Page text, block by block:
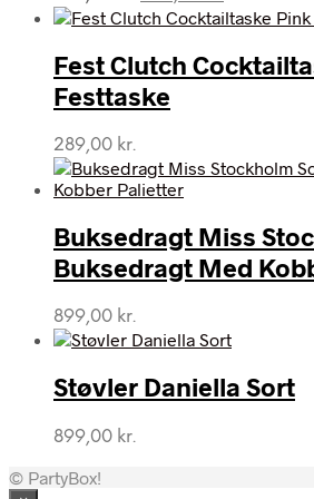
oprindelige
var:
398,00 kr..
aktuelle
er:
364,00 kr..
Fest Clutch
Festtaske
289,00 kr.
Buksedragt Miss
Buksedragt Med
899,00 kr.
Støvler Daniella Sort
899,00 kr.
© PartyBox!